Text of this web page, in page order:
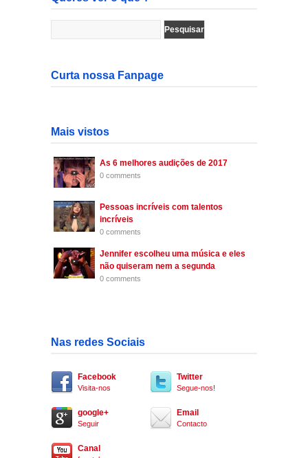
Curta nossa Fanpage
Mais vistos
As 6 melhores audições de 2017
0 comments
Pessoas incríveis com talentos
incríveis
0 comments
Jennifer escolheu uma música e eles
não quiseram nem a segunda
0 comments
Nas redes Sociais
Facebook
Visita-nos
Twitter
Segue-nos!
google+
Seguir
Email
Contacto
Canal